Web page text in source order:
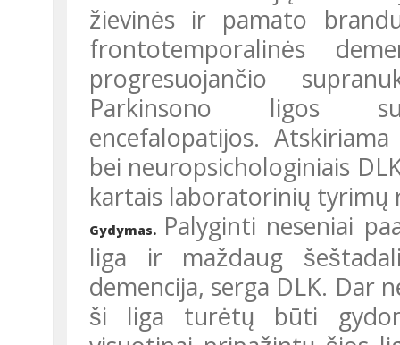
žievinės ir pamato
frontotemporalinės
progresuojančio
Parkinsono ligos
encefalopatijos.
bei neuropsichologiniais
kartais laboratorinių tyrimų
Gydymas. Palyginti neseniai
liga ir maždaug
demencija, serga DLK. Dar
ši liga turėtų būti